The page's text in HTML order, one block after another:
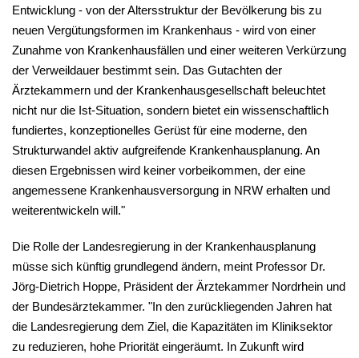
Entwicklung - von der Altersstruktur der Bevölkerung bis zu
neuen Vergütungsformen im Krankenhaus - wird von einer
Zunahme von Krankenhausfällen und einer weiteren Verkürzung
der Verweildauer bestimmt sein. Das Gutachten der
Ärztekammern und der Krankenhausgesellschaft beleuchtet
nicht nur die Ist-Situation, sondern bietet ein wissenschaftlich
fundiertes, konzeptionelles Gerüst für eine moderne, den
Strukturwandel aktiv aufgreifende Krankenhausplanung. An
diesen Ergebnissen wird keiner vorbeikommen, der eine
angemessene Krankenhausversorgung in NRW erhalten und
weiterentwickeln will."
Die Rolle der Landesregierung in der Krankenhausplanung
müsse sich künftig grundlegend ändern, meint Professor Dr.
Jörg-Dietrich Hoppe, Präsident der Ärztekammer Nordrhein und
der Bundesärztekammer. "In den zurückliegenden Jahren hat
die Landesregierung dem Ziel, die Kapazitäten im Kliniksektor
zu reduzieren, hohe Priorität eingeräumt. In Zukunft wird